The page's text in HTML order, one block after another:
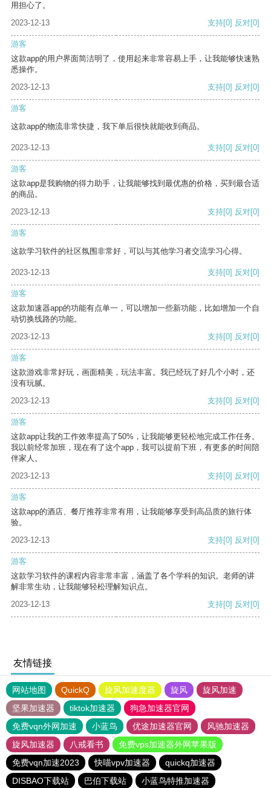
用担心了。
2023-12-13
支持[0] 反对[0]
游客
这款app的用户界面简洁明了，使用起来非常容易上手，让我能够快速熟
悉操作。
2023-12-13
支持[0] 反对[0]
游客
这款app的物流非常快捷，我下单后很快就能收到商品。
2023-12-13 支持[0] 反对[0]
游客
这款app是我购物的得力助手，让我能够找到最优惠的价格，买到最合适
的商品。
2023-12-13
支持[0] 反对[0]
游客
这款学习软件的社区氛围非常好，可以与其他学习者交流学习心得。
2023-12-13 支持[0] 反对[0]
游客
这款加速器app的功能有点单一，可以增加一些新功能，比如增加一个自
动切换线路的功能。
2023-12-13
支持[0] 反对[0]
游客
这款游戏非常好玩，画面精美，玩法丰富。我已经玩了好几个小时，还
没有玩腻。
2023-12-13
支持[0] 反对[0]
游客
这款app让我的工作效率提高了50%，让我能够更轻松地完成工作任务。
我以前经常加班，现在有了这个app，我可以提前下班，有更多的时间陪
伴家人。
2023-12-13
支持[0] 反对[0]
游客
这款app的酒店、餐厅推荐非常有用，让我能够享受到高品质的旅行体
验。
2023-12-13
支持[0] 反对[0]
游客
这款学习软件的课程内容非常丰富，涵盖了各个学科的知识。老师的讲
解非常生动，让我能够轻松理解知识点。
2023-12-13
支持[0] 反对[0]
友情链接
网站地图 QuickQ 旋风加速度器 旋风
旋风加速
坚果加速器
tiktok加速器
狗急加速器官网
免费vqn外网加速
小蓝鸟 优途加速器官网
风驰加速器
旋风加速器
八戒看书
免费vps加速器外网苹果版
免费vqn加速2023
快喵vpv加速器
quickq加速器
DISBAO下载站
巴伯下载站 小蓝鸟特推加速器